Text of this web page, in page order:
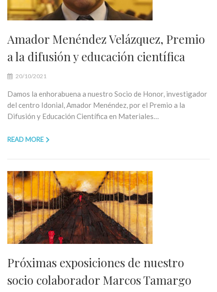
Amador Menéndez Velázquez, Premio
a la difusión y educación científica
20/10/2021
Damos la enhorabuena a nuestro Socio de Honor, investigador
del centro Idonial, Amador Menéndez, por el Premio a la
Difusión y Educación Científica en Materiales…
READ MORE
Próximas exposiciones de nuestro
socio colaborador Marcos Tamargo